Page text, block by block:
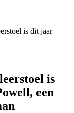
is dit jaar
is
een